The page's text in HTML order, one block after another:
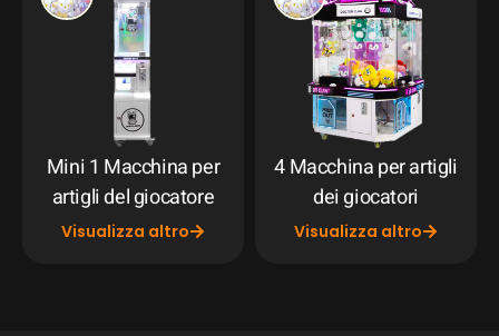
Mini 1 Macchina per
artigli del giocatore
Visualizza altro
4 Macchina per artigli
dei giocatori
Visualizza altro